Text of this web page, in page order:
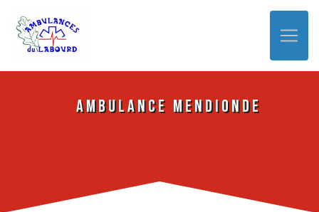
Ambulance Mendionde